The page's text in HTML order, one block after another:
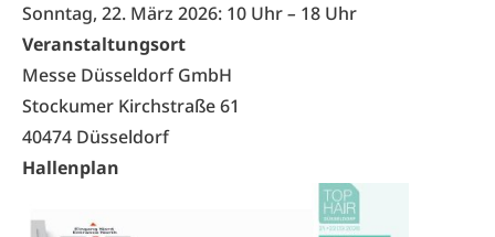
Sonntag, 22. März 2026: 10 Uhr– 18 Uhr
Veranstaltungsort
Messe Düsseldorf GmbH
Stockumer Kirchstraße 61
40474 Düsseldorf
Hallenplan